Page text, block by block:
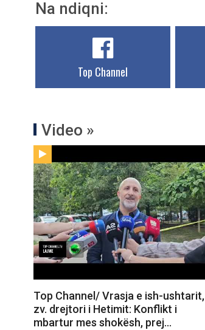
Na ndiqni:
Top Channel
Video »
Top Channel/ Vrasja e ish-ushtarit,
zv. drejtori i Hetimit: Konflikt i
mbartur mes shokësh, prej…